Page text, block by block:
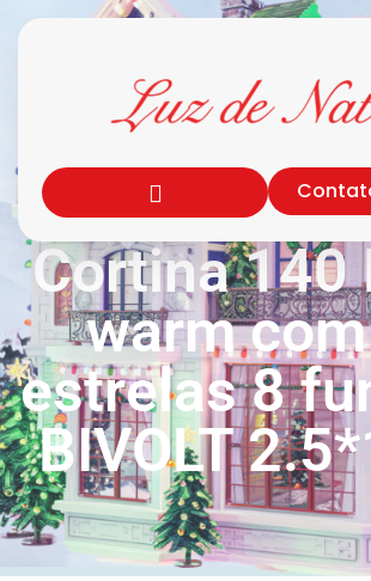
Cortina 140
warm
estrelas 8
BIVOLT